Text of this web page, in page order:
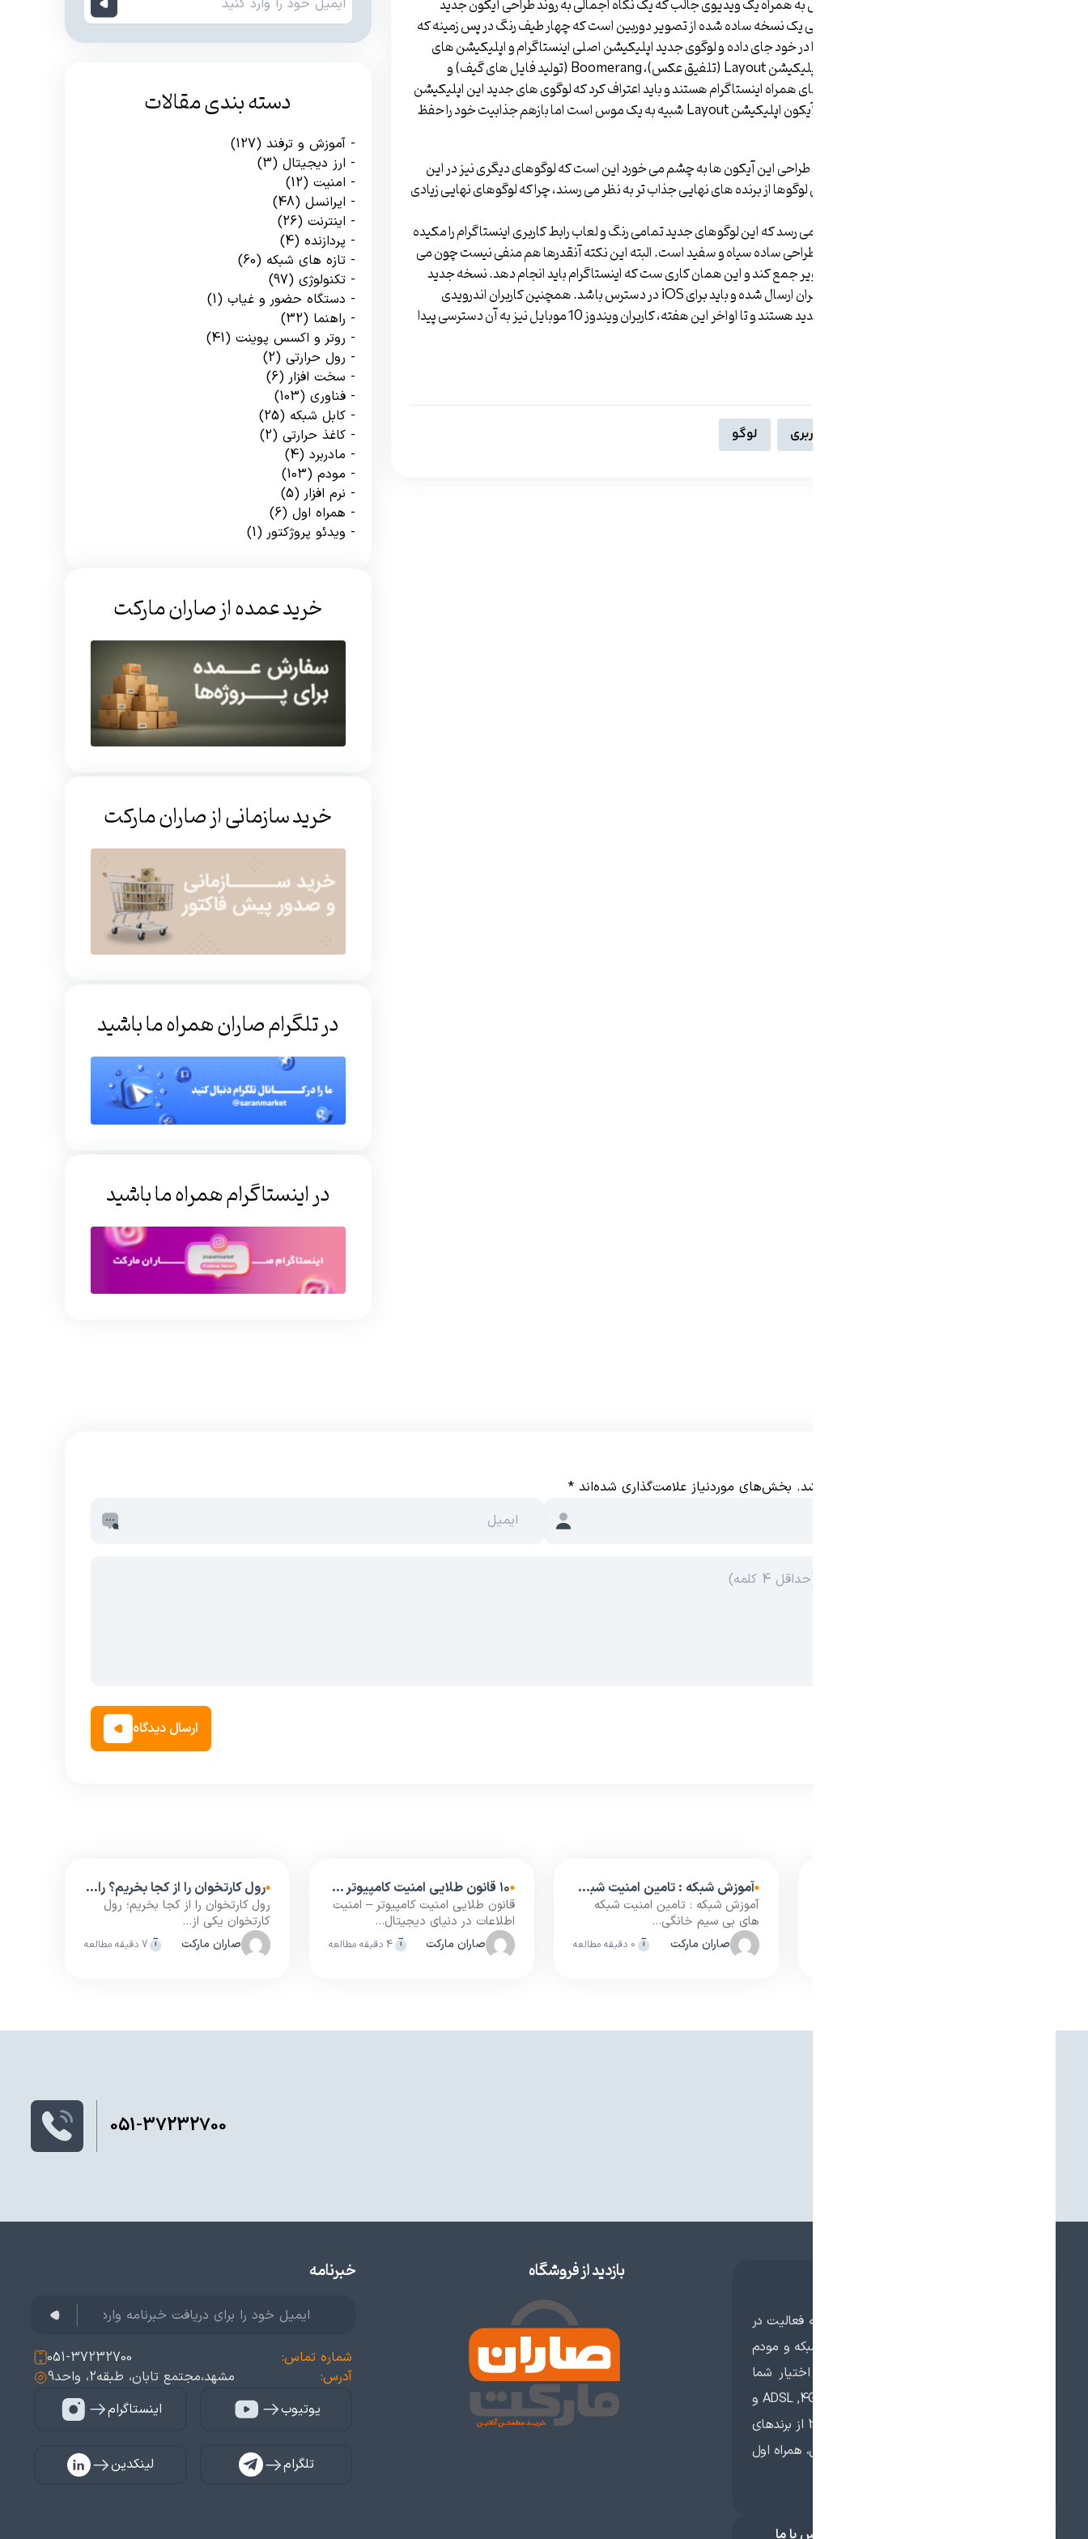
انداخته بود، پرده برداشت. آیکون نهایی یک نسخه ساده شده از تصویر دوربین است که چهار طیف رنگ در پس زمینه که
شبیه به طیف رنگی طلوع آفتاب است را در خود جای داده و لوگوی جدید اپلیکیشن اصلی اینستاگرام و اپلیکیشن های
همراهش را به نمایش گذاشته است. اپلیکیشن Layout (تلفیق عکس)، Boomerang (تولید فایل های گیف) و
Hyperlapse (تایم لپس) اپلیکیشن های همراه اینستاگرام هستند و باید اعتراف کرد که لوگوی های جدید این اپلیکیشن
های همراه نیز جالب به نظر می رسند. آیکون اپلیکیشن Layout شبیه به یک موس است اما بازهم جذابیت خود را حفظ
نکته عجیب و غریبی که در ویدیوی روند طراحی این آیکون ها به چشم می خورد این است که لوگوهای دیگری نیز در این
روند تولید شده اند و جالب است که این لوگوها از برنده های نهایی جذاب تر به نظر می رسند، چرا که لوگوهای نهایی زیادی
علاوه بر این در نگاه اول اینطور به نظر می رسد که این لوگوهای جدید تمامی رنگ و لعاب رابط کاربری اینستاگرام را مکیده
اند چرا که طراحی جدید اینستاگرام یک طراحی ساده سیاه و سفید است. البته این نکته آنقدرها هم منفی نیست چون می
تواند تمرکز کاربران را روی محتوای تصاویر جمع کند و این همان کاری ست که اینستاگرام باید انجام دهد. نسخه جدید
اپلیکیشن اینستاگرام هم اکنون به کاربران ارسال شده و باید برای iOS در دسترس باشد. همچنین کاربران اندرویدی
اینستاگرام نیز در حال دریافت نسخه جدید هستند و تا اواخر این هفته، کاربران ویندوز 10 موبایل نیز به آن دسترسی پیدا
رابط کاربری لوگو
دسته بندی مقالات
آموزش و ترفند (127)
ارز دیجیتال (3)
امنیت (12)
ایرانسل (48)
اینترنت (26)
پردازنده (4)
تازه های شبکه (60)
تکنولوژی (97)
دستگاه حضور و غیاب (1)
راهنما (32)
روتر و اکسس پوینت (41)
رول حرارتی (2)
سخت افزار (6)
فناوری (103)
کابل شبکه (25)
کاغذ حرارتی (2)
مادربرد (4)
مودم (103)
نرم افزار (5)
همراه اول (6)
ویدئو پروژکتور (1)
خرید عمده از صاران مارکت
خرید سازمانی از صاران مارکت
در تلگرام صاران همراه ما باشید
در اینستاگرام همراه ما باشید
نشانی ایمیل شما منتشر نخواهد شد. بخش‌های موردنیاز علامت‌گذاری شده‌اند *
ارسال دیدگاه
آموزش شبکه : تامین امنیت شبکه های بی سیم خانگی (WiFi Security)
آموزش شبکه : تامین امنیت شبکه
های بی سیم خانگی...
صاران مارکت 0 دقیقه مطالعه
۱۰ قانون طلایی امنیت کامپیوتر که باید رعایت کنید
قانون طلایی امنیت کامپیوتر – امنیت
اطلاعات در دنیای دیجیتال...
صاران مارکت 4 دقیقه مطالعه
رول کارتخوان را از کجا بخریم؟ راهنمای انتخاب بهترین مرکز خرید اینترنتی و حضوری
رول کارتخوان را از کجا بخریم؛ رول
کارتخوان یکی از...
صاران مارکت 7 دقیقه مطالعه
051-37232700
صاران مارکت با سابقه ی نزدیک به سه دهه فعالیت در
زمینه آی تی، بهترین و جدیدترین تجهیزات شبکه و مودم
را با قیمتی رقابتی و کیفیتی بی‌نظیر در اختیار شما
قرارداده است.خرید مودم ثابت شامل مودم ADSL ,4G و
TD-LTE و مودم های همراه و مودم 3G/4G از برندهای
معتبر تی پی-لینک، دی-لینک، هوآوی، ایرانسل، همراه اول
بازدید از فروشگاه خبرنامه
شماره تماس:
051-37232700
آدرس:
مشهد،مجتمع تابان، طبقه2، واحد9
یوتیوب
اینستاگرام
تلگرام لینکدین